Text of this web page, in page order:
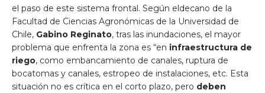
el paso de este sistema frontal. Según eldecano de la
Facultad de Ciencias Agronómicas de la Universidad de
Chile, Gabino Reginato, tras las inundaciones, el mayor
problema que enfrenta la zona es “en infraestructura de
riego, como embancamiento de canales, ruptura de
bocatomas y canales, estropeo de instalaciones, etc. Esta
situación no es crítica en el corto plazo, pero deben